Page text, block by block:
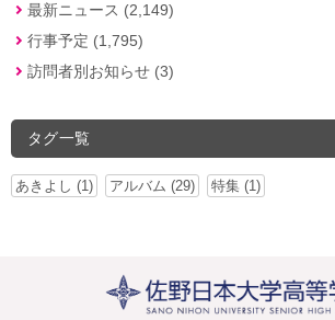
最新ニュース (2,149)
行事予定 (1,795)
訪問者別お知らせ (3)
タグ一覧
あきよし (1) アルバム (29) 特集 (1)